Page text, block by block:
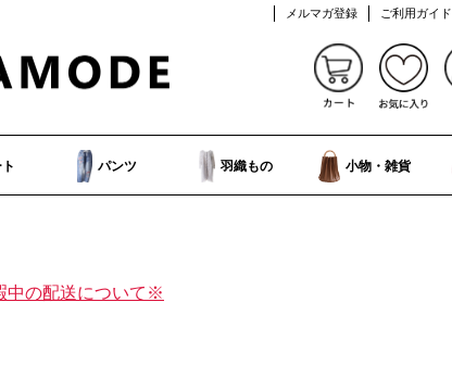
ご利用ガイド
メルマガ登録
パンツ 羽織もの 小物・雑貨
中の配送について※